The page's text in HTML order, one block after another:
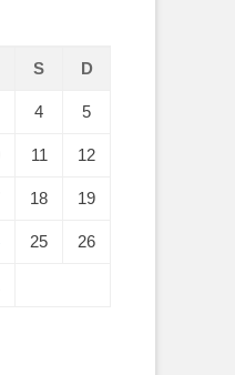
S D
4 5
11 12
18 19
25 26